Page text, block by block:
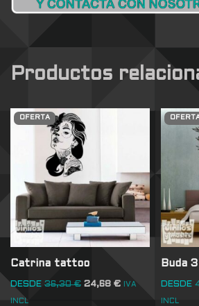
Productos
OFERTA
Catrina tattoo
DESDE 36,30€ 24,68 € IVA
INCL
Buda 3
DESDE
INCL